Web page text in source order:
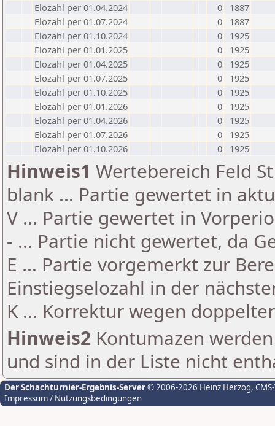
Elozahl per 01.04.2024
0
1887
Elozahl per 01.07.2024
0
1887
Elozahl per 01.10.2024
0
1925
Elozahl per 01.01.2025
0
1925
Elozahl per 01.04.2025
0
1925
Elozahl per 01.07.2025
0
1925
Elozahl per 01.10.2025
0
1925
Elozahl per 01.01.2026
0
1925
Elozahl per 01.04.2026
0
1925
Elozahl per 01.07.2026
0
1925
Elozahl per 01.10.2026
0 1925
Hinweis1 Wertebereich Feld
blank ... Partie gewertet in
V ... Partie gewertet in
- ... Partie nicht gewertet, da
E ... Partie vorgemerkt zur
Einstiegselozahl in der
K ... Korrektur wegen
Hinweis2 Kontumazen
und sind in der Liste nicht
Der Schachturnier-Ergebnis-Server© 2006-2026 Heinz Herzog,
Impressum / Nutzungsbedingungen